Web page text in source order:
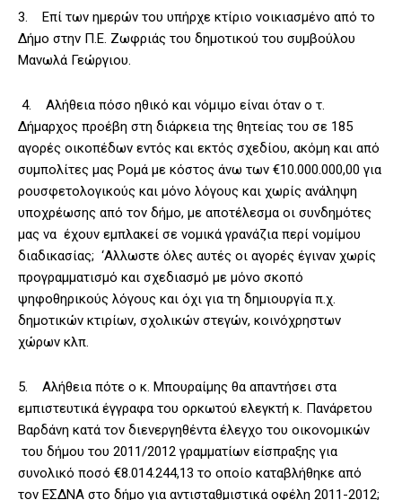
3. Επί των ημερών του υπήρχε κτίριο νοικιασμένο από το
Δήμο στην Π.Ε. Ζωφριάς του δημοτικού του συμβούλου
Μανωλά Γεώργιου.
4. Αλήθεια πόσο ηθικό και νόμιμο είναι όταν ο τ.
Δήμαρχος προέβη στη διάρκεια της θητείας του σε 185
αγορές οικοπέδων εντός και εκτός σχεδίου, ακόμη και από
συμπολίτες μας Ρομά με κόστος άνω των €10.000.000,00 για
ρουσφετολογικούς και μόνο λόγους και χωρίς ανάληψη
υποχρέωσης από τον δήμο, με αποτέλεσμα οι συνδημότες
μας να έχουν εμπλακεί σε νομικά γρανάζια περί νομίμου
διαδικασίας; ‘Αλλωστε όλες αυτές οι αγορές έγιναν χωρίς
προγραμματισμό και σχεδιασμό με μόνο σκοπό
ψηφοθηρικούς λόγους και όχι για τη δημιουργία π.χ.
δημοτικών κτιρίων, σχολικών στεγών, κοινόχρηστων
χώρων κλπ.
5. Αλήθεια πότε ο κ. Μπουραίμης θα απαντήσει στα
εμπιστευτικά έγγραφα του ορκωτού ελεγκτή κ. Πανάρετου
Βαρδάνη κατά τον διενεργηθέντα έλεγχο του οικονομικών
του δήμου του 2011/2012 γραμματίων είσπραξης για
συνολικό ποσό €8.014.244,13 το οποίο καταβλήθηκε από
τον ΕΣΔΝΑ στο δήμο για αντισταθμιστικά οφέλη 2011-2012;